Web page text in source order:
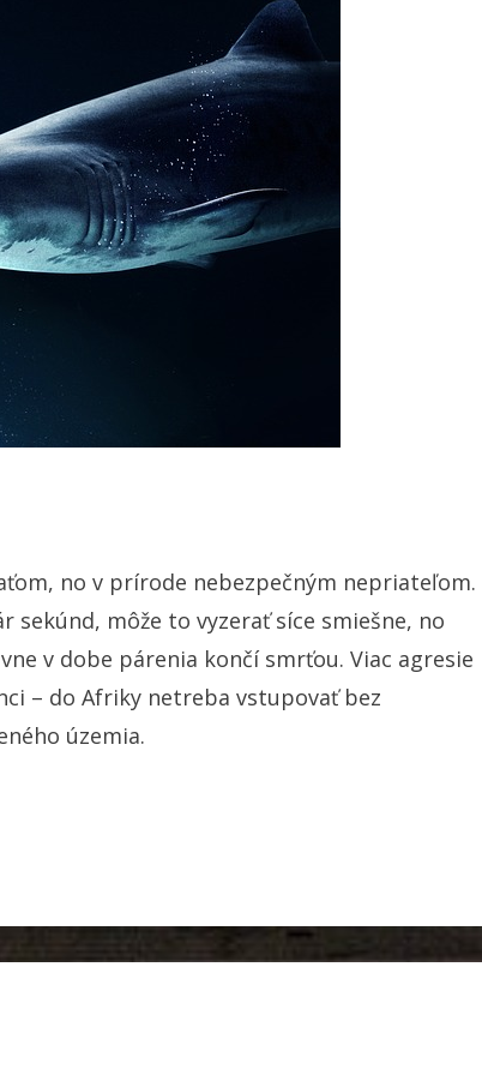
no v prírode nebezpečným nepriateľom.
sekúnd, môže to vyzerať síce smiešne, no
v dobe párenia končí smrťou. Viac agresie
– do Afriky netreba vstupovať bez
územia.